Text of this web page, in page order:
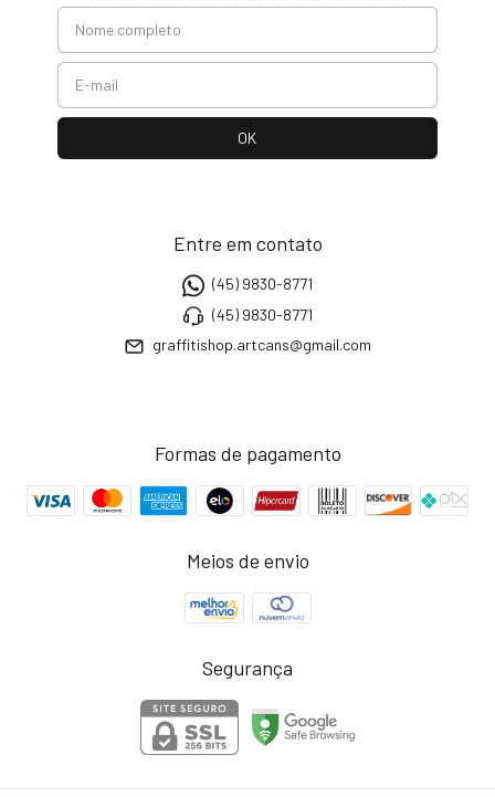
Entre em contato
(45) 9830-8771
(45) 9830-8771
graffitishop.artcans@gmail.com
Formas de pagamento
Meios de envio
Segurança